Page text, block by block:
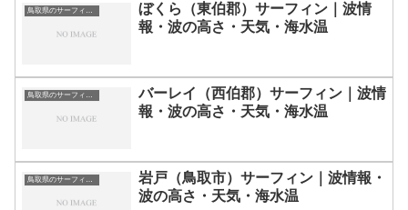
鳥取県のサーフィン波情報・ポイント・スポット一覧
ぼくら（東伯郡）サーフィン｜波情
報・波の高さ・天気・海水温
鳥取県のサーフィン波情報・ポイント・スポット一覧
バーレイ（西伯郡）サーフィン｜波情
報・波の高さ・天気・海水温
鳥取県のサーフィン波情報・ポイント・スポット一覧
岩戸（鳥取市）サーフィン｜波情報・
波の高さ・天気・海水温